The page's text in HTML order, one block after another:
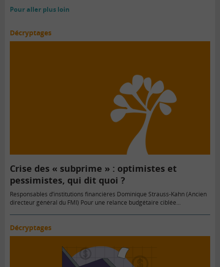
Pour aller plus loin
Décryptages
Crise des « subprime » : optimistes et
pessimistes, qui dit quoi ?
Responsables d’institutions financières Dominique Strauss-Kahn (Ancien
directeur général du FMI) Pour une relance budgétaire ciblée...
Décryptages